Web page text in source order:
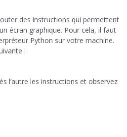
des instructions qui permettent
écran graphique. Pour cela, il faut
Python sur votre machine.
:
l’autre les instructions et observez